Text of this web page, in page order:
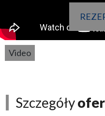
Video
Szczegóły